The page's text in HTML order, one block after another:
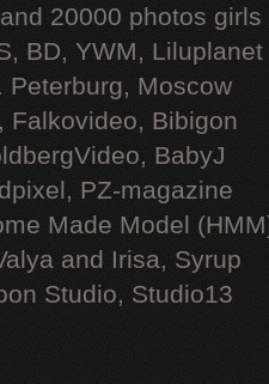
20000 photos
BD, YWM, Liluplanet
Peterburg, Moscow
Falkovideo, Bibigon
BabyJ
PZ-magazine
Made Model
and Irisa, Syrup
Studio, Studio13